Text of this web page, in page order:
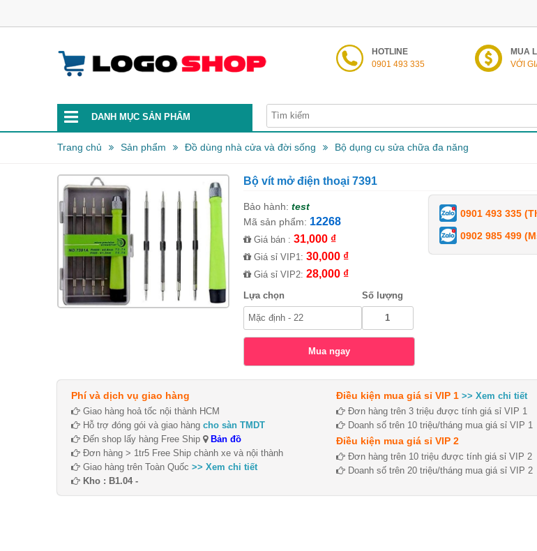
HOTLINE
0901 493 335
MUA
VỚI
DANH MỤC SẢN PHẨM
Trang chủ Sản phẩm Đồ dùng nhà cửa và đời sống Bộ dụng cụ sửa chữa đa năng
Bộ vít mở điện thoại 7391
Bảo hành: test
Mã sản phẩm: 12268
Giá bán : 31,000 ₫
Giá sỉ VIP1: 30,000 ₫
Giá sỉ VIP2: 28,000 ₫
Lựa chọn Số lượng
0901 493 335
0902 985 499
Phí và dịch vụ giao hàng
Giao hàng hoả tốc nội thành HCM
Hỗ trợ đóng gói và giao hàng cho sàn TMDT
Đến shop lấy hàng Free Ship
Bản đồ
Đơn hàng > 1tr5 Free Ship chành xe và nội thành
Giao hàng trên Toàn Quốc >> Xem chi tiết
Kho : B1.04 -
Điều kiện mua giá sỉ VIP 1 >> Xem chi tiết
Đơn hàng trên 3 triệu được tính giá sỉ VIP 1
Doanh số trên 10 triệu/tháng mua giá sỉ VIP 1
Điều kiện mua giá sỉ VIP 2
Đơn hàng trên 10 triệu được tính giá sỉ VIP 2
Doanh số trên 20 triệu/tháng mua giá sỉ VIP 2